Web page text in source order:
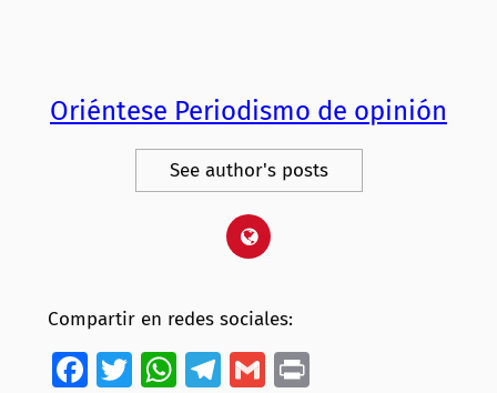
Oriéntese Periodismo de opinión
See author's posts
Compartir en redes sociales:
Facebook
Twitter
WhatsApp
Telegram
GmailPrint